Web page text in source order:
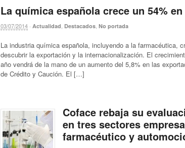
La química española crece un 54%
03/07/2014 · Actualidad Destacados No portada
La industria química española, incluyendo a la farmacéutica,
descubrir la exportación y la internacionalización. El
año vendrá de la mano de un aumento del 5,8% en las
de Crédito y Caución. El […]
Coface rebaja su
en tres sectores
farmacéutico y